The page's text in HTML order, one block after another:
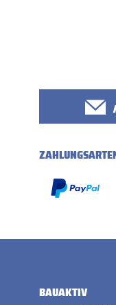
BAUAKTIV